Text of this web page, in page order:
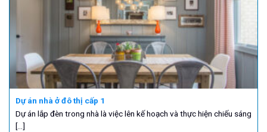
Dự án nhà ở đô thị cấp 1
Dự án lắp đèn trong nhà là việc lên kế hoạch và thực hiện chiếu sáng
[...]